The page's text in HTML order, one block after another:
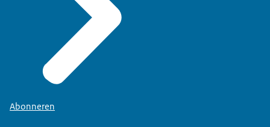
Abonneren